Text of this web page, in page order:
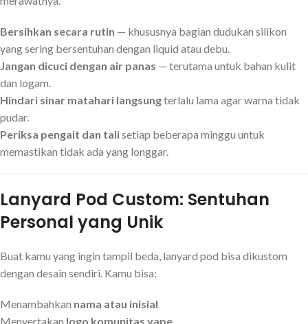
Bersihkan secara rutin — khususnya bagian dudukan silikon
yang sering bersentuhan dengan liquid atau debu.
Jangan dicuci dengan air panas — terutama untuk bahan kulit
dan logam.
Hindari sinar matahari langsungterlalu lama agar warna tidak
pudar.
Periksa pengait dan talisetiap beberapa minggu untuk
memastikan tidak ada yang longgar.
Lanyard Pod Custom: Sentuhan
Personal yang Unik
Buat kamu yang ingin tampil beda, lanyard pod bisa dikustom
dengan desain sendiri. Kamu bisa:
Menambahkan nama atau inisial
Menyertakan logo komunitas vape